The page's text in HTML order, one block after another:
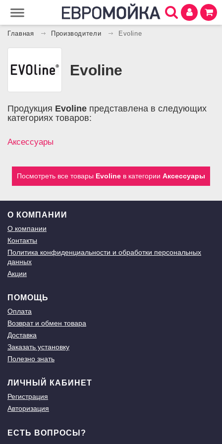
Главная Производители Evoline
Evoline
Продукция Evoline представлена в следующих
категориях товаров:
Аксессуары
Посмотреть все товары Evoline в категории Аксессуары
О КОМПАНИИ
О компании
Контакты
Политика конфиденциальности и обработки персональных
данных
Акции
ПОМОЩЬ
Оплата
Возврат и обмен товара
Доставка
Заказать установку
Полезно знать
ЛИЧНЫЙ КАБИНЕТ
Регистрация
Авторизация
ЕСТЬ ВОПРОСЫ?